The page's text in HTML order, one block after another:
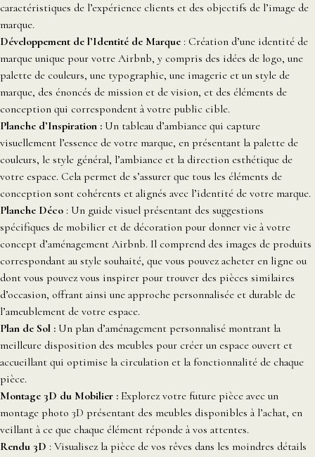
caractéristiques de l’expérience clients et des objectifs de l’image de
marque.
Développement de l’Identité de Marque : Création d’une identité de
marque unique pour votre Airbnb, y compris des idées de logo, une
palette de couleurs, une typographie, une imagerie et un style de
marque, des énoncés de mission et de vision, et des éléments de
conception qui correspondent à votre public cible.
Planche d’Inspiration : Un tableau d’ambiance qui capture
visuellement l’essence de votre marque, en présentant la palette de
couleurs, le style général, l’ambiance et la direction esthétique de
votre espace. Cela permet de s’assurer que tous les éléments de
conception sont cohérents et alignés avec l’identité de votre marque.
Planche Déco : Un guide visuel présentant des suggestions
spécifiques de mobilier et de décoration pour donner vie à votre
concept d’aménagement Airbnb. Il comprend des images de produits
correspondant au style souhaité, que vous pouvez acheter en ligne ou
dont vous pouvez vous inspirer pour trouver des pièces similaires
d’occasion, offrant ainsi une approche personnalisée et durable de
l’ameublement de votre espace.
Plan de Sol : Un plan d’aménagement personnalisé montrant la
meilleure disposition des meubles pour créer un espace ouvert et
accueillant qui optimise la circulation et la fonctionnalité de chaque
pièce.
Montage 3D du Mobilier : Explorez votre future pièce avec un
montage photo 3D présentant des meubles disponibles à l’achat, en
veillant à ce que chaque élément réponde à vos attentes.
Rendu 3D : Visualisez la pièce de vos rêves dans les moindres détails